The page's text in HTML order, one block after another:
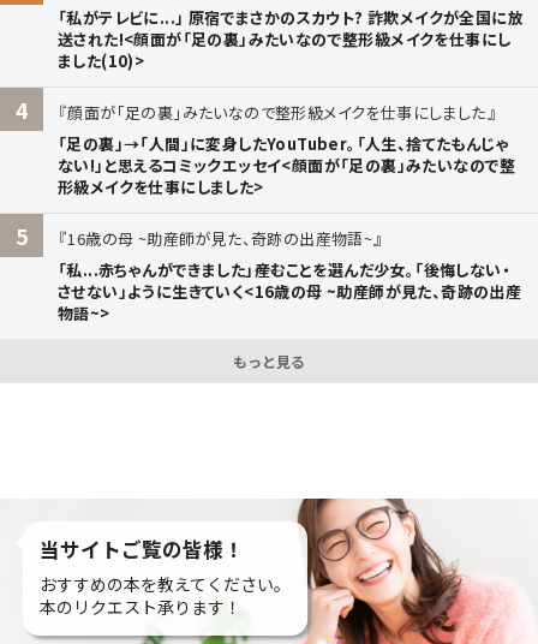
「私がテレビに...」 原宿でまさかのスカウト? 詐欺メイクが全国に放
送された!<顔面が「足の裏」みたいなので整形級メイクを仕事にし
ました(10)>
4
顔面が「足の裏」みたいなので整形級メイクを仕事にしました
「足の裏」→「人間」に変身したYouTuber。「人生、捨てたもんじゃ
ない!」と思えるコミックエッセイ<顔面が「足の裏」みたいなので整
形級メイクを仕事にしました>
5
16歳の母 ~助産師が見た、奇跡の出産物語~
「私...赤ちゃんができました」――産むことを選んだ少女。「後悔しない・
させない」ように生きていく<16歳の母 ~助産師が見た、奇跡の出産
物語~>
もっと見る
当サイトご覧の皆様！
おすすめの本を教えてください。
本のリクエスト承ります！